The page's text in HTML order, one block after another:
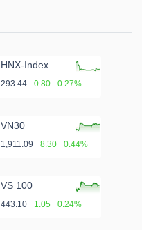
HNX-Index
293.44 0.80 0.27%
VN30
1,911.09 8.30 0.44%
VS 100
443.10 1.05 0.24%